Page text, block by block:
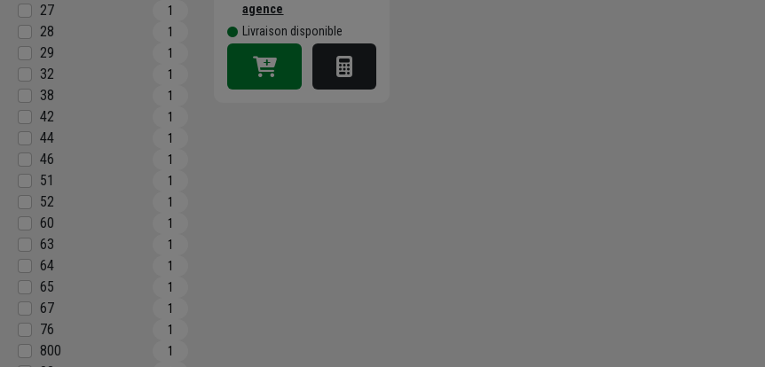
27 1
28 1
29 1
32 1
38 1
42 1
44 1
46 1
51 1
52 1
60 1
63 1
64 1
65 1
67 1
76 1
800 1
agence
Livraison disponible